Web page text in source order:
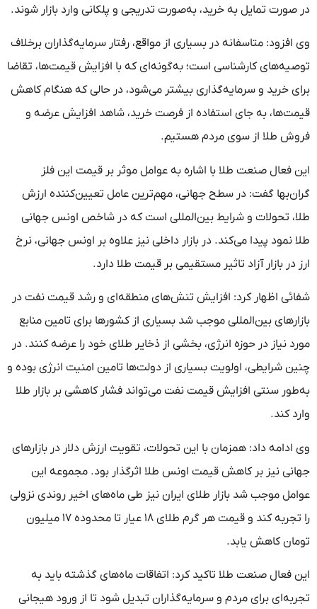
در صورت تمایل به خرید، به‌صورت تدریجی و پلکانی وارد بازار شوند.
وی افزود: متاسفانه در بسیاری از مواقع، رفتار سرمایه‌گذاران برخلاف
توصیه‌های کارشناسی است؛ به‌گونه‌ای که با افزایش قیمت‌ها، تقاضا
برای خرید و سرمایه‌گذاری بیشتر می‌شود، در حالی که هنگام کاهش
قیمت‌ها، به جای استفاده از فرصت خرید، شاهد افزایش عرضه و
فروش طلا از سوی مردم هستیم.
این فعال صنعت طلا با اشاره به عوامل موثر بر قیمت این فلز
گران‌بها گفت: در سطح جهانی، مهم‌ترین عامل تعیین‌کننده ارزش
طلا، تحولات و شرایط بین‌المللی است که در شاخص اونس جهانی
طلا نمود پیدا می‌کند. در بازار داخلی نیز علاوه بر اونس جهانی، نرخ
ارز در بازار آزاد تاثیر مستقیمی بر قیمت طلا دارد.
شفائی اظهار کرد: افزایش تنش‌های منطقه‌ای و رشد قیمت نفت در
بازارهای بین‌المللی موجب شد بسیاری از کشورها برای تامین منابع
مورد نیاز در حوزه انرژی، بخشی از ذخایر طلای خود را عرضه کنند. در
چنین شرایطی، اولویت بسیاری از دولت‌ها تامین امنیت انرژی بوده و
به‌طور سنتی افزایش قیمت نفت می‌تواند فشار کاهشی بر بازار طلا
وارد کند.
وی ادامه داد: همزمان با این تحولات، تقویت ارزش دلار در بازارهای
جهانی نیز بر کاهش قیمت اونس طلا اثرگذار بود. مجموعه این
عوامل موجب شد بازار طلای ایران نیز طی ماه‌های اخیر روندی نزولی
را تجربه کند و قیمت هر گرم طلای ۱۸ عیار تا محدوده ۱۷ میلیون
تومان کاهش یابد.
این فعال صنعت طلا تاکید کرد: اتفاقات ماه‌های گذشته باید به
تجربه‌ای برای مردم و سرمایه‌گذاران تبدیل شود تا از ورود هیجانی